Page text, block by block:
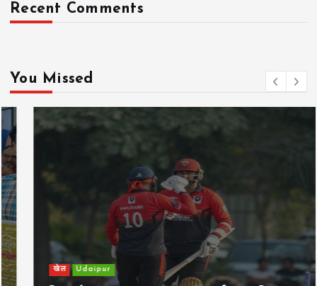
Recent Comments
You Missed
Udaipur